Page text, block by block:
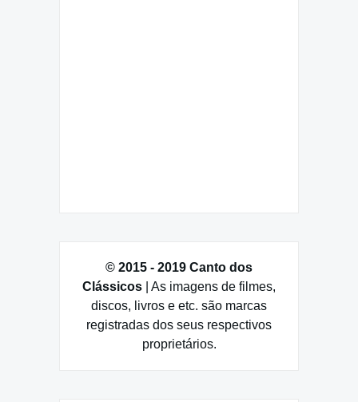
© 2015 - 2019 Canto dos
Clássicos | As imagens de filmes,
discos, livros e etc. são marcas
registradas dos seus respectivos
proprietários.